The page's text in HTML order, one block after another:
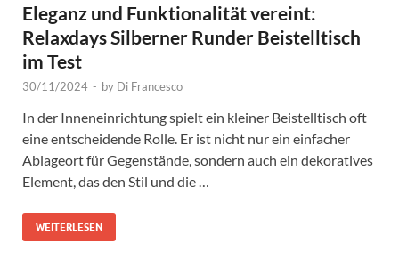
Eleganz und Funktionalität vereint:
Relaxdays Silberner Runder Beistelltisch
im Test
30/11/2024 - by Di Francesco
In der Inneneinrichtung spielt ein kleiner Beistelltisch oft
eine entscheidende Rolle. Er ist nicht nur ein einfacher
Ablageort für Gegenstände, sondern auch ein dekoratives
Element, das den Stil und die …
WEITERLESEN